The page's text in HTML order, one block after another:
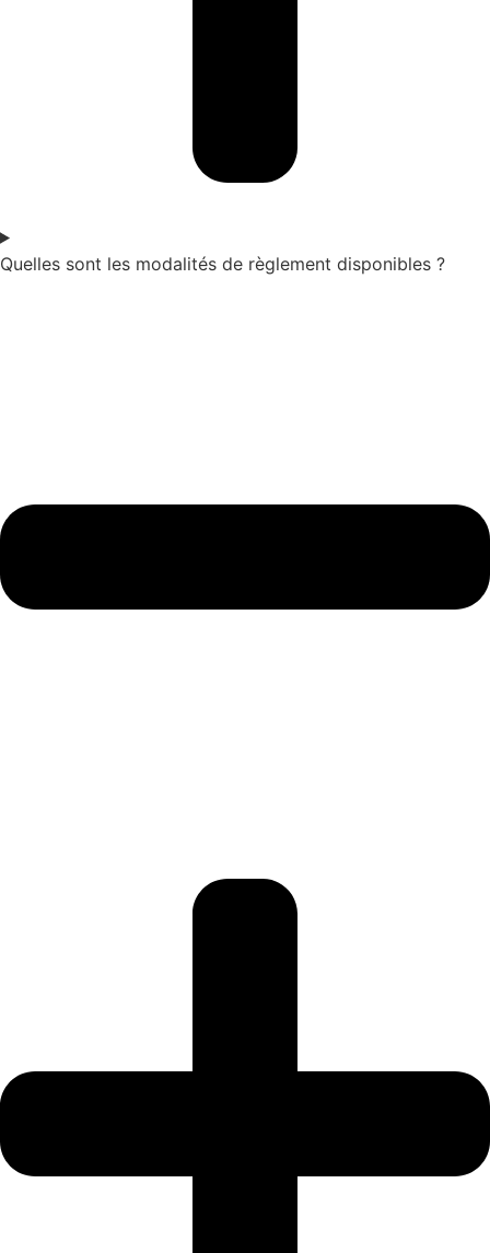
Quelles sont les modalités de règlement disponibles ?